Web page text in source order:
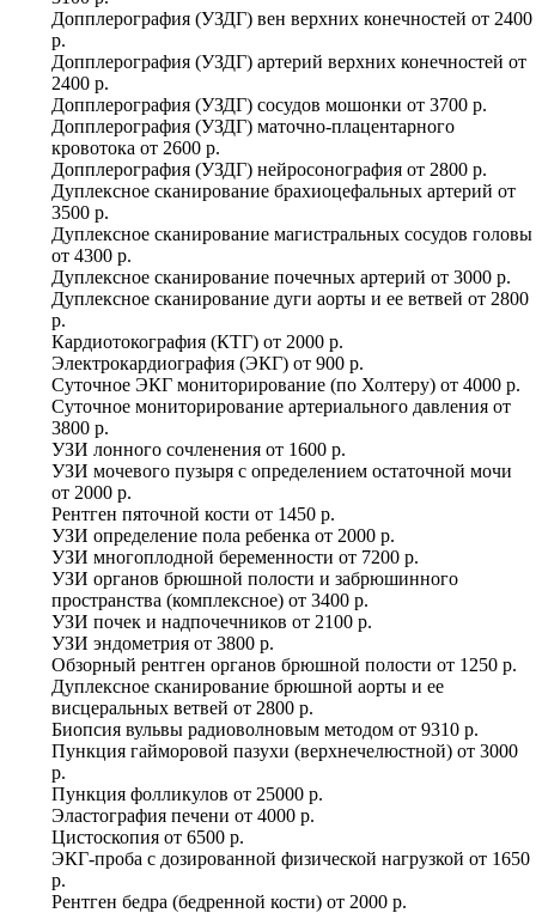
Допплерография (УЗДГ) вен верхних конечностей от 2400
р.
Допплерография (УЗДГ) артерий верхних конечностей от
2400 р.
Допплерография (УЗДГ) сосудов мошонки от 3700 р.
Допплерография (УЗДГ) маточно-плацентарного
кровотока от 2600 р.
Допплерография (УЗДГ) нейросонография от 2800 р.
Дуплексное сканирование брахиоцефальных артерий от
3500 р.
Дуплексное сканирование магистральных сосудов головы
от 4300 р.
Дуплексное сканирование почечных артерий от 3000 р.
Дуплексное сканирование дуги аорты и ее ветвей от 2800
р.
Кардиотокография (КТГ) от 2000 р.
Электрокардиография (ЭКГ) от 900 р.
Суточное ЭКГ мониторирование (по Холтеру) от 4000 р.
Суточное мониторирование артериального давления от
3800 р.
УЗИ лонного сочленения от 1600 р.
УЗИ мочевого пузыря с определением остаточной мочи
от 2000 р.
Рентген пяточной кости от 1450 р.
УЗИ определение пола ребенка от 2000 р.
УЗИ многоплодной беременности от 7200 р.
УЗИ органов брюшной полости и забрюшинного
пространства (комплексное) от 3400 р.
УЗИ почек и надпочечников от 2100 р.
УЗИ эндометрия от 3800 р.
Обзорный рентген органов брюшной полости от 1250 р.
Дуплексное сканирование брюшной аорты и ее
висцеральных ветвей от 2800 р.
Биопсия вульвы радиоволновым методом от 9310 р.
Пункция гайморовой пазухи (верхнечелюстной) от 3000
р.
Пункция фолликулов от 25000 р.
Эластография печени от 4000 р.
Цистоскопия от 6500 р.
ЭКГ-проба с дозированной физической нагрузкой от 1650
р.
Рентген бедра (бедренной кости) от 2000 р.